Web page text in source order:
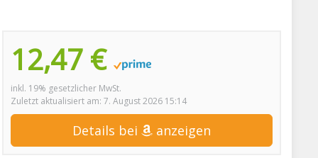
12,47 €
inkl. 19% gesetzlicher MwSt.
Zuletzt aktualisiert am: 7. August 2026 15:14
Details bei anzeigen